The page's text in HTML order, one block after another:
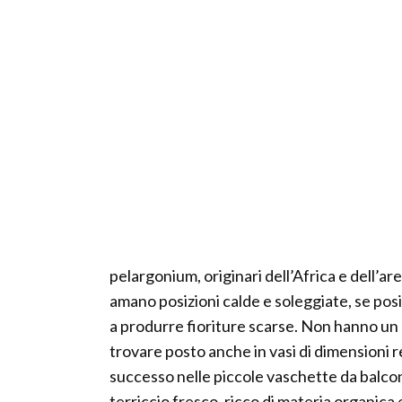
pelargonium, originari dell’Africa e
amano posizioni calde e soleggiate, se
a produrre fioriture scarse. Non hanno
trovare posto anche in vasi di dimensioni
successo nelle piccole vaschette da